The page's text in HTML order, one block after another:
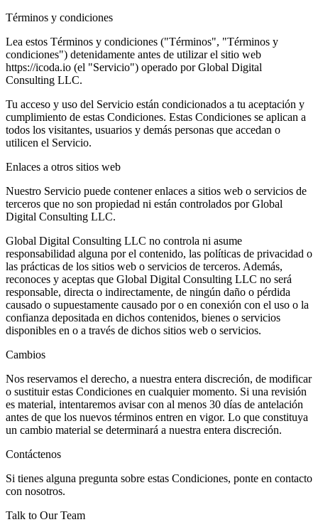
Términos y condiciones
Lea estos Términos y condiciones ("Términos", "Términos y
condiciones") detenidamente antes de utilizar el sitio web
https://icoda.io (el "Servicio") operado por Global Digital
Consulting LLC.
Tu acceso y uso del Servicio están condicionados a tu aceptación y
cumplimiento de estas Condiciones. Estas Condiciones se aplican a
todos los visitantes, usuarios y demás personas que accedan o
utilicen el Servicio.
Enlaces a otros sitios web
Nuestro Servicio puede contener enlaces a sitios web o servicios de
terceros que no son propiedad ni están controlados por Global
Digital Consulting LLC.
Global Digital Consulting LLC no controla ni asume
responsabilidad alguna por el contenido, las políticas de privacidad o
las prácticas de los sitios web o servicios de terceros. Además,
reconoces y aceptas que Global Digital Consulting LLC no será
responsable, directa o indirectamente, de ningún daño o pérdida
causado o supuestamente causado por o en conexión con el uso o la
confianza depositada en dichos contenidos, bienes o servicios
disponibles en o a través de dichos sitios web o servicios.
Cambios
Nos reservamos el derecho, a nuestra entera discreción, de modificar
o sustituir estas Condiciones en cualquier momento. Si una revisión
es material, intentaremos avisar con al menos 30 días de antelación
antes de que los nuevos términos entren en vigor. Lo que constituya
un cambio material se determinará a nuestra entera discreción.
Contáctenos
Si tienes alguna pregunta sobre estas Condiciones, ponte en contacto
con nosotros.
Talk to Our Team